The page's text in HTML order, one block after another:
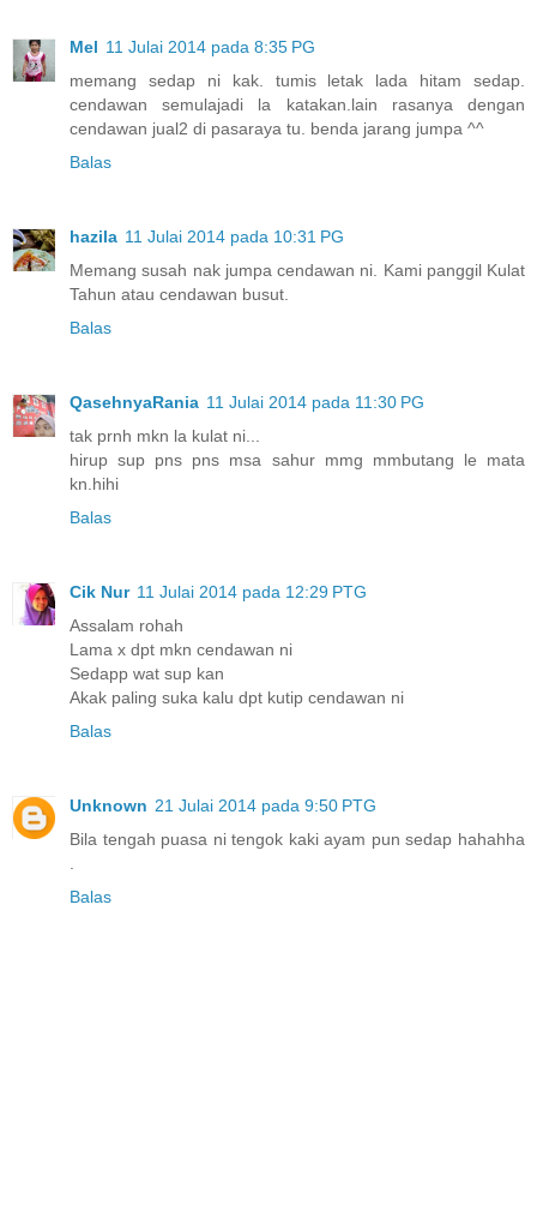
Mel 11 Julai 2014 pada 8:35 PG
memang sedap ni kak. tumis letak lada hitam sedap.
cendawan semulajadi la katakan.lain rasanya dengan
cendawan jual2 di pasaraya tu. benda jarang jumpa ^^
Balas
hazila 11 Julai 2014 pada 10:31 PG
Memang susah nak jumpa cendawan ni. Kami panggil Kulat
Tahun atau cendawan busut.
Balas
QasehnyaRania 11 Julai 2014 pada 11:30 PG
tak prnh mkn la kulat ni...
hirup sup pns pns msa sahur mmg mmbutang le mata
kn.hihi
Balas
Cik Nur 11 Julai 2014 pada 12:29 PTG
Assalam rohah
Lama x dpt mkn cendawan ni
Sedapp wat sup kan
Akak paling suka kalu dpt kutip cendawan ni
Balas
Unknown 21 Julai 2014 pada 9:50 PTG
Bila tengah puasa ni tengok kaki ayam pun sedap hahahha
Balas